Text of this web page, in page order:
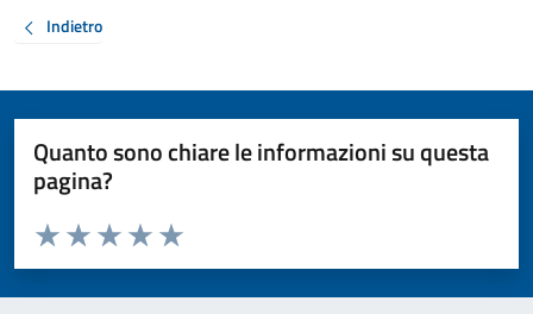
Indietro
Quanto sono chiare le informazioni su questa
pagina?
Valuta da 1 a 5 stelle la pagina
Valuta 5 stelle su 5
Valuta 4 stelle su 5
Valuta 3 stelle su 5
Valuta 2 stelle su 5
Valuta 1 stelle su 5